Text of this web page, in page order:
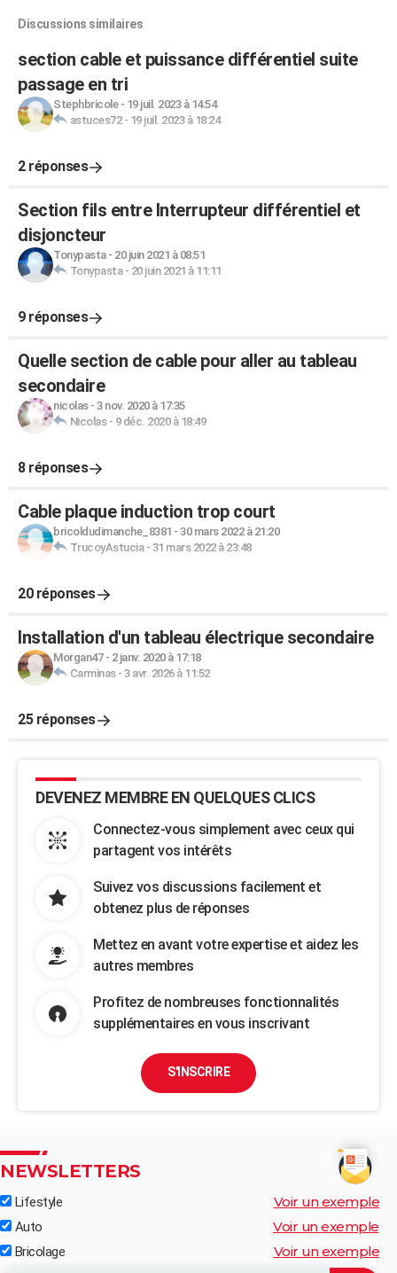
Discussions similaires
section cable et puissance différentiel suite
passage en tri
Stephbricole- 19 juil. 2023 à 14:54
astuces72- 19 juil. 2023 à 18:24
2 réponses
Section fils entre Interrupteur différentiel et
disjoncteur
Tonypasta- 20 juin 2021 à 08:51
Tonypasta- 20 juin 2021 à 11:11
9 réponses
Quelle section de cable pour aller au tableau
secondaire
nicolas- 3 nov. 2020 à 17:35
Nicolas- 9 déc. 2020 à 18:49
8 réponses
Cable plaque induction trop court
bricoldudimanche_8381 - 30 mars 2022 à 21:20
TrucoyAstucia- 31 mars 2022 à 23:48
20 réponses
Installation d'un tableau électrique secondaire
Morgan47- 2 janv. 2020 à 17:18
Carminas- 3 avr. 2026 à 11:52
25 réponses
DEVENEZ MEMBRE EN QUELQUES CLICS
Connectez-vous simplement avec ceux qui
partagent vos intérêts
Suivez vos discussions facilement et
obtenez plus de réponses
Mettez en avant votre expertise et aidez les
autres membres
Profitez de nombreuses fonctionnalités
supplémentaires en vous inscrivant
S'INSCRIRE
NEWSLETTERS
Lifestyle Voir un exemple
Auto Voir un exemple
Bricolage Voir un exemple